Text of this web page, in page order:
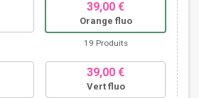
39,00 €
Orange fluo
19 Produits
39,00 €
Vert fluo